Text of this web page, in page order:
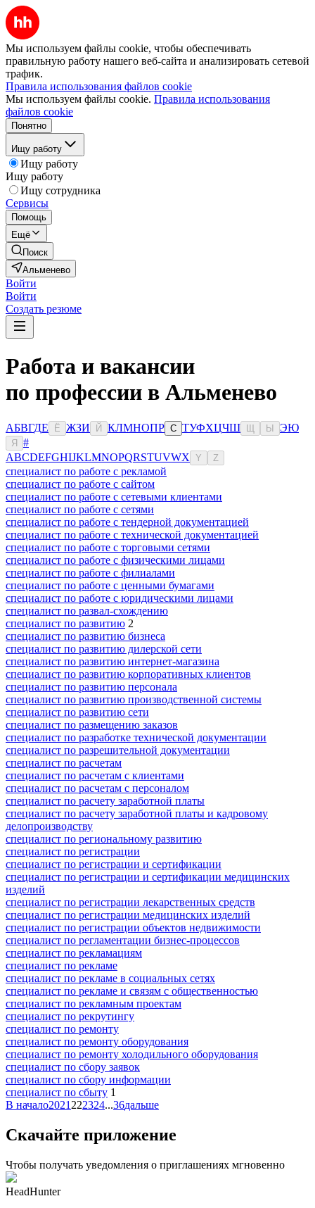
Мы используем файлы cookie, чтобы обеспечивать
правильную работу нашего веб-сайта и анализировать сетевой
трафик.
Правила использования файлов cookie
Мы используем файлы cookie. Правила использования
файлов cookie
Понятно
Ищу работу
Ищу работу
Ищу работу
Ищу сотрудника
Сервисы
Помощь
Ещё
Поиск
Альменево
Войти
Войти
Создать резюме
Работа и вакансии
по профессии в Альменево
АБВГДЕ Ё ЖЗИ Й КЛМНОПР С ТУФХЦЧШ Ы ЭЮ
Я
#
ABCDEFGHIJKLMNOPQRSTUVWX Y Z
специалист по работе с рекламой
специалист по работе с сайтом
специалист по работе с сетевыми клиентами
специалист по работе с сетями
специалист по работе с тендерной документацией
специалист по работе с технической документацией
специалист по работе с торговыми сетями
специалист по работе с физическими лицами
специалист по работе с филиалами
специалист по работе с ценными бумагами
специалист по работе с юридическими лицами
специалист по развал-схождению
специалист по развитию 2
специалист по развитию бизнеса
специалист по развитию дилерской сети
специалист по развитию интернет-магазина
специалист по развитию корпоративных клиентов
специалист по развитию персонала
специалист по развитию производственной системы
специалист по развитию сети
специалист по размещению заказов
специалист по разработке технической документации
специалист по разрешительной документации
специалист по расчетам
специалист по расчетам с клиентами
специалист по расчетам с персоналом
специалист по расчету заработной платы
специалист по расчету заработной платы и кадровому
делопроизводству
специалист по региональному развитию
специалист по регистрации
специалист по регистрации и сертификации
специалист по регистрации и сертификации медицинских
изделий
специалист по регистрации лекарственных средств
специалист по регистрации медицинских изделий
специалист по регистрации объектов недвижимости
специалист по регламентации бизнес-процессов
специалист по рекламациям
специалист по рекламе
специалист по рекламе в социальных сетях
специалист по рекламе и связям с общественностью
специалист по рекламным проектам
специалист по рекрутингу
специалист по ремонту
специалист по ремонту оборудования
специалист по ремонту холодильного оборудования
специалист по сбору заявок
специалист по сбору информации
специалист по сбыту 1
В начало2021 222324...36дальше
Скачайте приложение
Чтобы получать уведомления о приглашениях мгновенно
HeadHunter